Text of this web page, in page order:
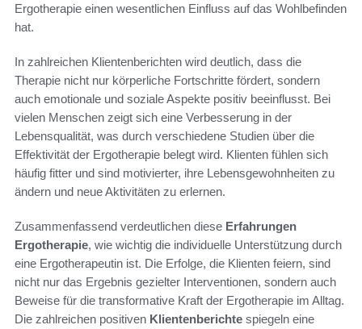
Ergotherapie einen wesentlichen Einfluss auf das Wohlbefinden
hat.
In zahlreichen Klientenberichten wird deutlich, dass die
Therapie nicht nur körperliche Fortschritte fördert, sondern
auch emotionale und soziale Aspekte positiv beeinflusst. Bei
vielen Menschen zeigt sich eine Verbesserung in der
Lebensqualität, was durch verschiedene Studien über die
Effektivität der Ergotherapie belegt wird. Klienten fühlen sich
häufig fitter und sind motivierter, ihre Lebensgewohnheiten zu
ändern und neue Aktivitäten zu erlernen.
Zusammenfassend verdeutlichen diese Erfahrungen
Ergotherapie, wie wichtig die individuelle Unterstützung durch
eine Ergotherapeutin ist. Die Erfolge, die Klienten feiern, sind
nicht nur das Ergebnis gezielter Interventionen, sondern auch
Beweise für die transformative Kraft der Ergotherapie im Alltag.
Die zahlreichen positiven Klientenberichte spiegeln eine